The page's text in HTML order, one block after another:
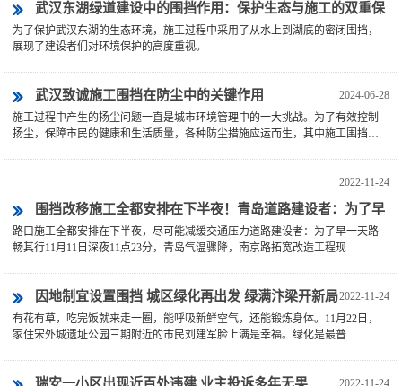
武汉东湖绿道建设中的围挡作用：保护生态与施工的双重保
障
为了保护武汉东湖的生态环境，施工过程中采用了从水上到湖底的密闭围挡，
展现了建设者们对环境保护的高度重视。
2024-06-28
武汉致诚施工围挡在防尘中的关键作用
施工过程中产生的扬尘问题一直是城市环境管理中的一大挑战。为了有效控制
扬尘，保障市民的健康和生活质量，各种防尘措施应运而生，其中施工围挡作
2022-11-24
围挡改移施工全都安排在下半夜！青岛道路建设者：为了早
一天“路畅其行”
路口施工全都安排在下半夜，尽可能减缓交通压力道路建设者：为了早一天路
畅其行11月11日深夜11点23分，青岛气温骤降，南京路拓宽改造工程现
2022-11-24
因地制宜设置围挡 城区绿化再出发 绿满汴梁开新局
有花有草，吃完饭就来走一圈，能呼吸新鲜空气，还能锻炼身体。11月22日，
家住宋外城遗址公园三期附近的市民刘建军脸上满是幸福。绿化是最普
2022-11-24